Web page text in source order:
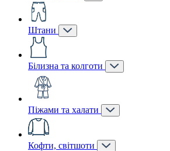
Штани
Білизна та колготи
Піжами та халати
Кофти, світшоти